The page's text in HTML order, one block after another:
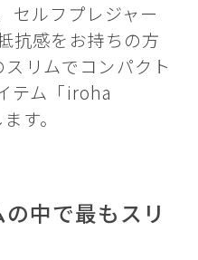
セルフプレジャー
抗感をお持ちの方
リムでコンパクト
テム「iroha
す。
中で最もスリ